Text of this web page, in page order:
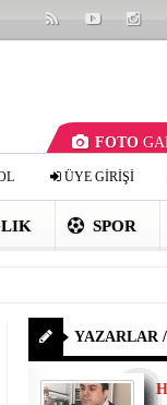
FOTO
ÜYE GİRİŞİ
SPOR
YAZARLAR